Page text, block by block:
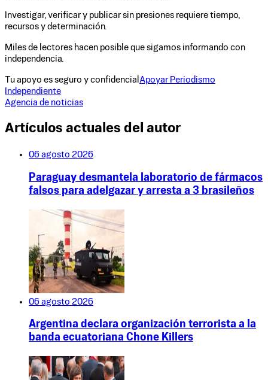
Investigar, verificar y publicar sin presiones requiere tiempo,
recursos y determinación.
Miles de lectores hacen posible que sigamos informando con
independencia.
Tu apoyo es seguro y confidencial Apoyar Periodismo
Independiente
Agencia de noticias
Artículos actuales del autor
06 agosto 2026
Paraguay desmantela laboratorio de fármacos
falsos para adelgazar y arresta a 3 brasileños
06 agosto 2026
Argentina declara organización terrorista a la
banda ecuatoriana Chone Killers